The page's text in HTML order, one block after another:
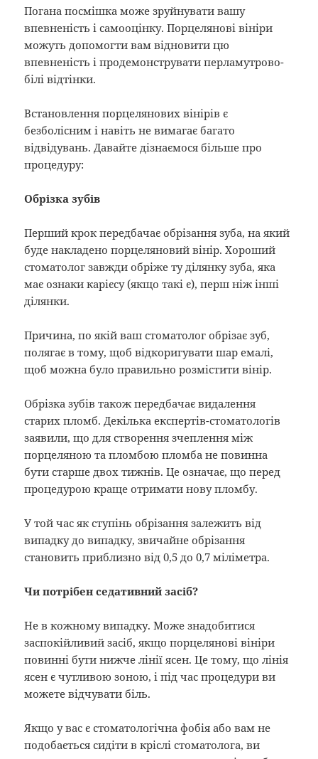
Погана посмішка може зруйнувати вашу
впевненість і самооцінку. Порцелянові вініри
можуть допомогти вам відновити цю
впевненість і продемонструвати перламутрово-
білі відтінки.
Встановлення порцелянових вінірів є
безболісним і навіть не вимагає багато
відвідувань. Давайте дізнаємося більше про
процедуру:
Обрізка зубів
Перший крок передбачає обрізання зуба, на який
буде накладено порцеляновий вінір. Хороший
стоматолог завжди обріже ту ділянку зуба, яка
має ознаки карієсу (якщо такі є), перш ніж інші
ділянки.
Причина, по якій ваш стоматолог обрізає зуб,
полягає в тому, щоб відкоригувати шар емалі,
щоб можна було правильно розмістити вінір.
Обрізка зубів також передбачає видалення
старих пломб. Декілька експертів-стоматологів
заявили, що для створення зчеплення між
порцеляною та пломбою пломба не повинна
бути старше двох тижнів. Це означає, що перед
процедурою краще отримати нову пломбу.
У той час як ступінь обрізання залежить від
випадку до випадку, звичайне обрізання
становить приблизно від 0,5 до 0,7 міліметра.
Чи потрібен седативний засіб?
Не в кожному випадку. Може знадобитися
заспокійливий засіб, якщо порцелянові вініри
повинні бути нижче лінії ясен. Це тому, що лінія
ясен є чутливою зоною, і під час процедури ви
можете відчувати біль.
Якщо у вас є стоматологічна фобія або вам не
подобається сидіти в кріслі стоматолога, ви